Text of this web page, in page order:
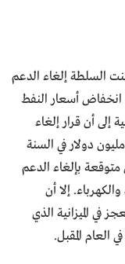
السلطة إلغاء الدعم
انخفاض أسعار النفط
إلى أن قرار إلغاء
الدعم سيوفر في ميزانية الدولة ما بين 58 و77 مليون دولار في السنة
بإلغاء الدعم
إلا أن
الميزانية الذي
العام المقبل.